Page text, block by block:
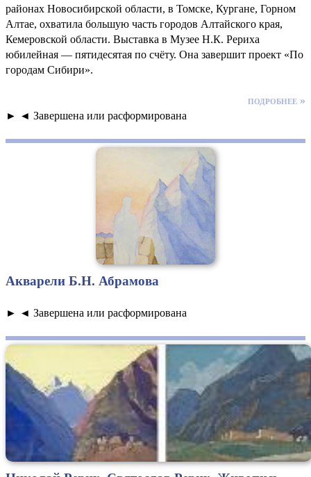
районах Новосибирской области, в Томске, Кургане, Горном
Алтае, охватила большую часть городов Алтайского края,
Кемеровской области. Выставка в Музее Н.К. Рериха
юбилейная — пятидесятая по счёту. Она завершит проект «По
городам Сибири».
подробнее »
► ◄ Завершена или расформирована
Акварели Б.Н. Абрамова
► ◄ Завершена или расформирована